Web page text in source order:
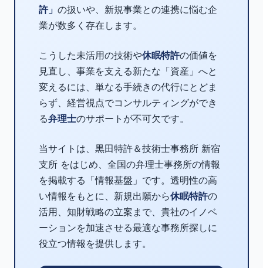
許」 の扱いや、新規事業との連携に悩む企
業が数多く存在します。
こうした未活用の技術や休眠特許の価値を
見直し、事業を支える新たな「資産」へと
変えるには、単なる手続きの代行にとどま
らず、経営視点でコンサルティングができ
る弁理士のサポートが不可欠です。
当サイトは、黒田特許＆技術士事務所 新宿
支所 をはじめ、全国の弁理士事務所の情報
を掲載する「情報基盤」です。透明性の高
い情報をもとに、新規出願から休眠特許の
活用、知財戦略の立案まで、貴社のイノベ
ーションを加速させる最適な事務所探しに
役立つ情報を提供します。